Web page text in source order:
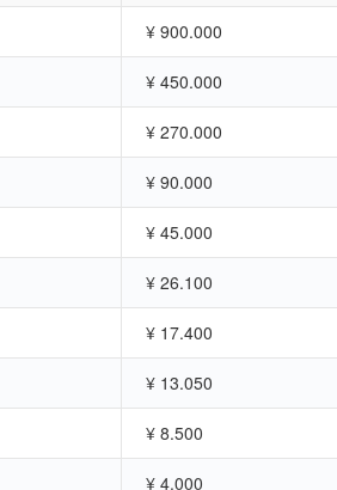
¥ 900.000
¥ 450.000
¥ 270.000
¥ 90.000
¥ 45.000
¥ 26.100
¥ 17.400
¥ 13.050
¥ 8.500
¥ 4.000